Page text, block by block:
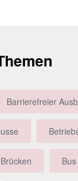
Barrierefreier
Brücken Bus